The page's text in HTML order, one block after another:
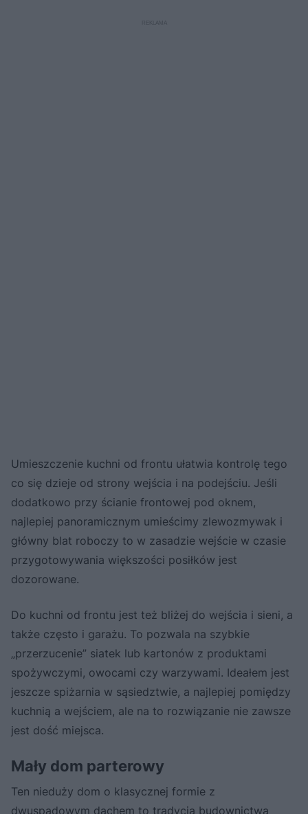
Umieszczenie kuchni od frontu ułatwia kontrolę tego
co się dzieje od strony wejścia i na podejściu. Jeśli
dodatkowo przy ścianie frontowej pod oknem,
najlepiej panoramicznym umieścimy zlewozmywak i
główny blat roboczy to w zasadzie wejście w czasie
przygotowywania większości posiłków jest
dozorowane.
Do kuchni od frontu jest też bliżej do wejścia i sieni, a
także często i garażu. To pozwala na szybkie
„przerzucenie” siatek lub kartonów z produktami
spożywczymi, owocami czy warzywami. Ideałem jest
jeszcze spiżarnia w sąsiedztwie, a najlepiej pomiędzy
kuchnią a wejściem, ale na to rozwiązanie nie zawsze
jest dość miejsca.
Mały dom parterowy
Ten nieduży dom o klasycznej formie z
dwuspadowym dachem to tradycja budownictwa